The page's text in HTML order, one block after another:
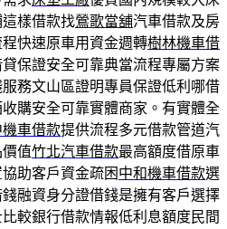
樣借款找鶯歌當舖汽車借款及房
快速原車用資金週轉樹林機車借
保證安全可靠典當流程專屬方案
務文山區證明專員保證低利哪借
購安全可靠實體商家。有實體全
機車借款提供流程多元借款管道汽
值竹北汽車借款最高額度借原車
助客戶資金疏困 中和機車借款選
融資身分證借錢是擁有客戶選擇
較銀行借款情報低利息額度民間